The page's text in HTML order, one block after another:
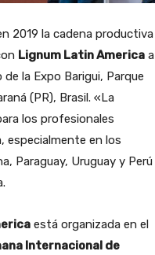
2019 la cadena productiva
Lignum Latin Americaa
de la Expo Barigui, Parque
(PR), Brasil. «La
los profesionales
especialmente en los
Paraguay, Uruguay y Perú
está organizada en el
Internacional de